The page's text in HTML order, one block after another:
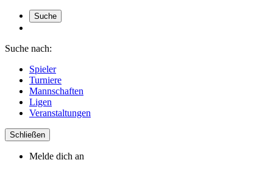
Suche
Suche nach:
Spieler
Turniere
Mannschaften
Ligen
Veranstaltungen
Schließen
Melde dich an